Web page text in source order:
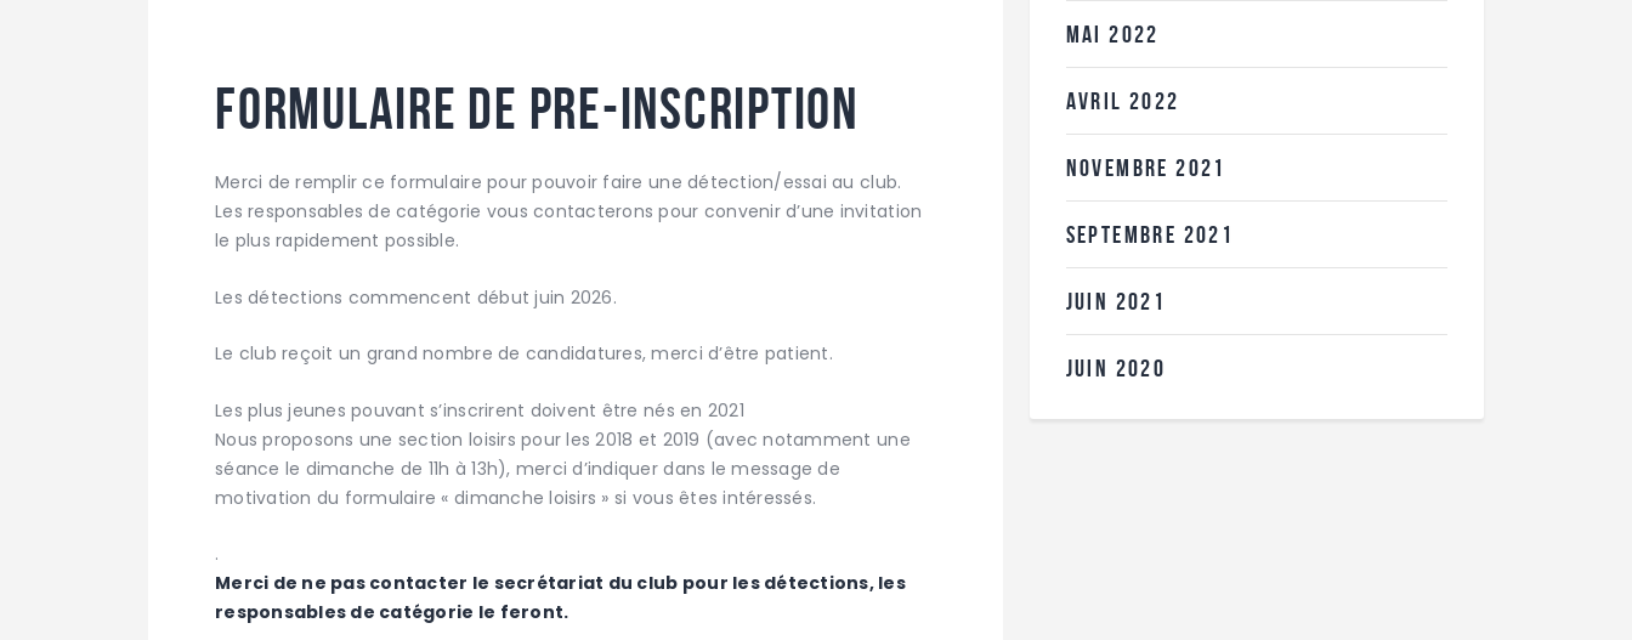
FORMULAIRE DE PRE-INSCRIPTION
Merci de remplir ce formulaire pour pouvoir faire une détection/essai au club.
Les responsables de catégorie vous contacterons pour convenir d’une invitation
le plus rapidement possible.
Les détections commencent début juin 2026.
Le club reçoit un grand nombre de candidatures, merci d’être patient.
Les plus jeunes pouvant s’inscrirent doivent être nés en 2021
Nous proposons une section loisirs pour les 2018 et 2019 (avec notamment une
séance le dimanche de 11h à 13h), merci d’indiquer dans le message de
motivation du formulaire « dimanche loisirs » si vous êtes intéressés.
.
Merci de ne pas contacter le secrétariat du club pour les détections, les
responsables de catégorie le feront.
MAI2022
AVRIL 2022
NOVEMBRE2021
SEPTEMBRE 2021
JUIN 2021
JUIN 2020